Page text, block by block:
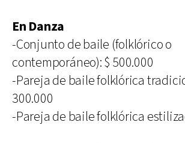
En Danza
-Conjunto de baile (folklórico o
contemporáneo): $ 500.000
-Pareja de baile folklórica
300.000
-Pareja de baile folklórica